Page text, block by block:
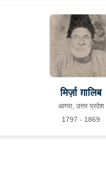
मिर्ज़ा ग़ालिब
आगरा, उत्तर प्रदेश
1797 - 1869